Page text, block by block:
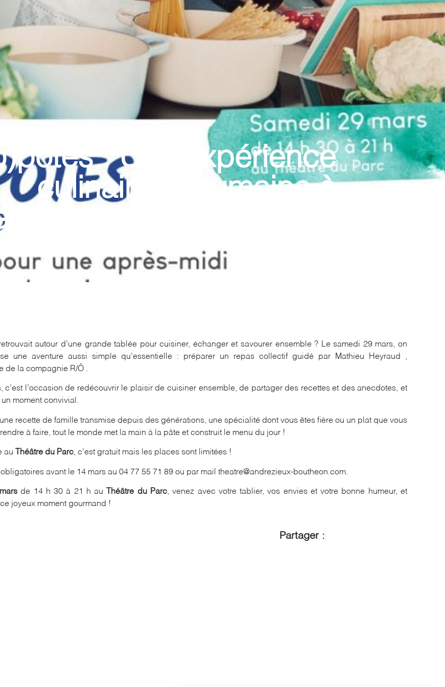
: Une expérience
culinaire et humaine à
! sam 29 mars 2025
autour d’une grande tablée pour cuisiner, échanger et savourer ensemble ? Le samedi 29 mars, on
une aventure aussi simple qu’essentielle : préparer un repas collectif guidé par Mathieu Heyraud ,
de la compagnie R/Ô.
c’est l’occasion de redécouvrir le plaisir de cuisiner ensemble, de partager des recettes et des anecdotes, et
moment convivial.
recette de famille transmise depuis des générations, une spécialité dont vous êtes fière ou un plat que vous
à faire, tout le monde met la main à la pâte et construit le menu du jour !
au Théâtre du Parc, c’est gratuit mais les places sont limitées !
avant le 14 mars au 04 77 55 71 89 ou par mail theatre@andrezieux-boutheon.com.
de 14 h 30 à 21 h au Théâtre du Parc, venez avec votre tablier, vos envies et votre bonne humeur, et
joyeux moment gourmand !
Partager :